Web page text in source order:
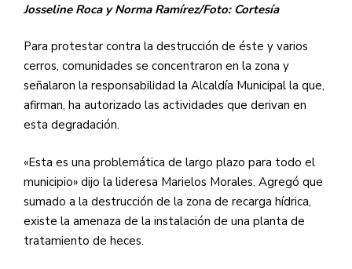
Josseline Roca y Norma Ramírez/Foto: Cortesía
Para protestar contra la destrucción de éste y varios
cerros, comunidades se concentraron en la zona y
señalaron la responsabilidad la Alcaldía Municipal la que,
afirman, ha autorizado las actividades que derivan en
esta degradación.
«Esta es una problemática de largo plazo para todo el
municipio» dijo la lideresa Marielos Morales. Agregó que
sumado a la destrucción de la zona de recarga hídrica,
existe la amenaza de la instalación de una planta de
tratamiento de heces.